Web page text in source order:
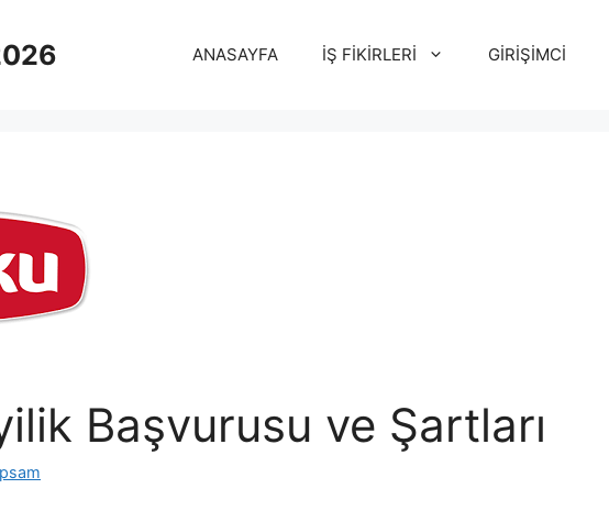
ANASAYFA İŞ FİKİRLERİ GİRİŞİMCİ
Başvurusu ve Şartları